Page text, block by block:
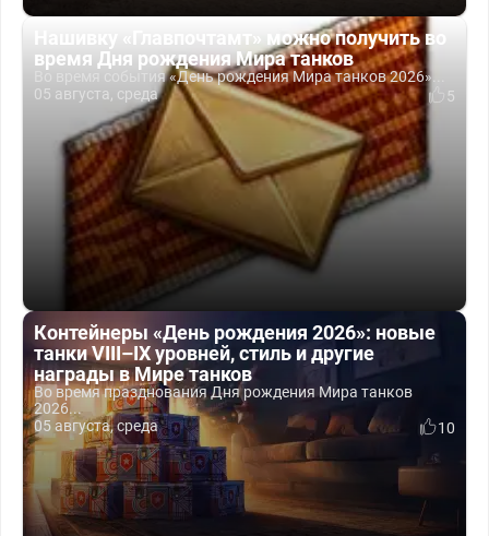
Нашивку «Главпочтамт» можно получить во
время Дня рождения Мира танков
Во время события «День рождения Мира танков 2026»...
05 августа, среда
5
Контейнеры «День рождения 2026»: новые
танки VIII–IX уровней, стиль и другие
награды в Мире танков
Во время празднования Дня рождения Мира танков
2026...
05 августа, среда
10